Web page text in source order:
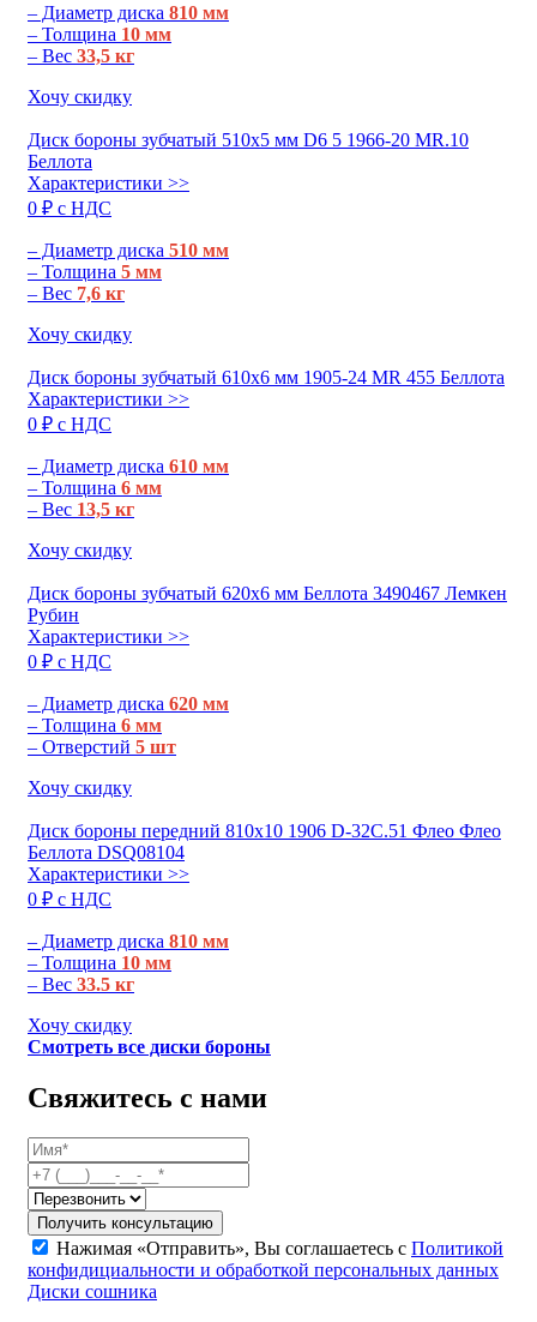
– Диаметр диска 810 мм
– Толщина 10 мм
– Вес 33,5 кг
Хочу скидку
Диск бороны зубчатый 510х5 мм D6 5 1966-20 MR.10
Беллота
Характеристики >>
0 ₽ c НДС
– Диаметр диска 510 мм
– Толщина 5 мм
– Вес 7,6 кг
Хочу скидку
Диск бороны зубчатый 610х6 мм 1905-24 MR 455 Беллота
Характеристики >>
0 ₽ c НДС
– Диаметр диска 610 мм
– Толщина 6 мм
– Вес 13,5 кг
Хочу скидку
Диск бороны зубчатый 620х6 мм Беллота 3490467 Лемкен
Рубин
Характеристики >>
0 ₽ c НДС
– Диаметр диска 620 мм
– Толщина 6 мм
– Отверстий 5 шт
Хочу скидку
Диск бороны передний 810х10 1906 D-32C.51 Флео Флео
Беллота DSQ08104
Характеристики >>
0 ₽ c НДС
– Диаметр диска 810 мм
– Толщина 10 мм
– Вес 33.5 кг
Хочу скидку
Смотреть все диски бороны
Свяжитесь с нами
Получить консультацию
Нажимая «Отправить», Вы соглашаетесь с Политикой
конфидициальности и обработкой персональных данных
Диски сошника